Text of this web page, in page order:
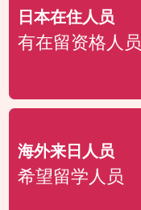
日本在住人员
有在留资格人员
海外来日人员
希望留学人员